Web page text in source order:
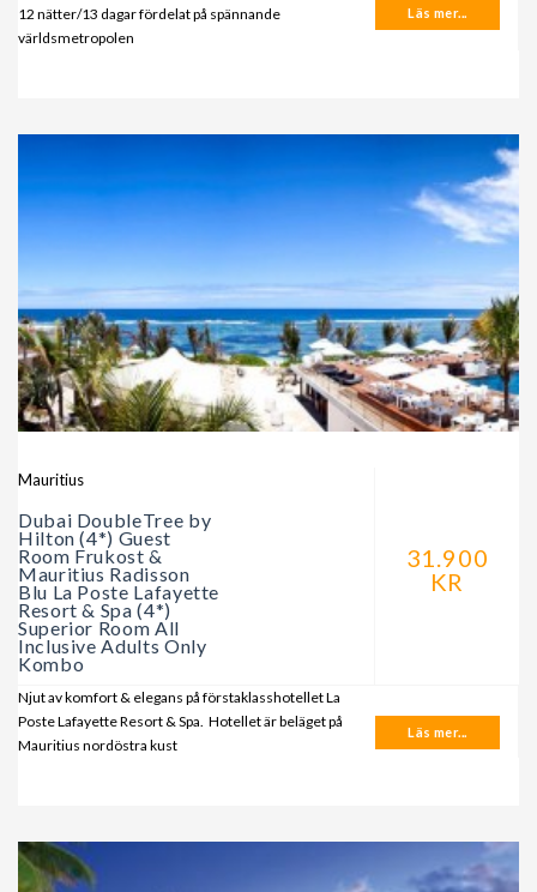
12 nätter/13 dagar fördelat på spännande
världsmetropolen
Läs mer...
Mauritius
Dubai DoubleTree by
Hilton (4*) Guest
Room Frukost &
Mauritius Radisson
Blu La Poste Lafayette
Resort & Spa (4*)
Superior Room All
Inclusive Adults Only
Kombo
31.900
KR
Njut av komfort & elegans på förstaklasshotellet La
Poste Lafayette Resort & Spa. Hotellet är beläget på
Mauritius nordöstra kust
Läs mer...